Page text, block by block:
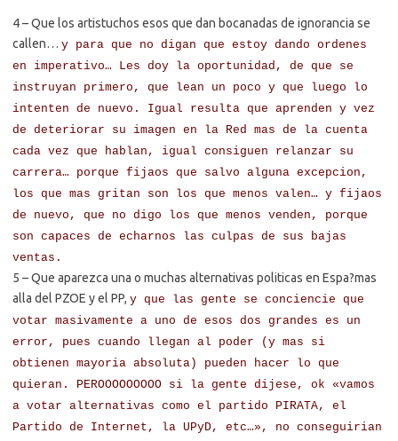
4 – Que los artistuchos esos que dan bocanadas de ignorancia se
callen… y para que no digan que estoy dando ordenes
en imperativo… Les doy la oportunidad, de que se
instruyan primero, que lean un poco y que luego lo
intenten de nuevo. Igual resulta que aprenden y vez
de deteriorar su imagen en la Red mas de la cuenta
cada vez que hablan, igual consiguen relanzar su
carrera… porque fijaos que salvo alguna excepcion,
los que mas gritan son los que menos valen… y fijaos
de nuevo, que no digo los que menos venden, porque
son capaces de echarnos las culpas de sus bajas
ventas.
5 – Que aparezca una o muchas alternativas politicas en Espa?mas
alla del PZOE y el PP, y que las gente se conciencie que
votar masivamente a uno de esos dos grandes es un
error, pues cuando llegan al poder (y mas si
obtienen mayoria absoluta) pueden hacer lo que
quieran. PEROOOOOOOOO si la gente dijese, ok «vamos
a votar alternativas como el partido PIRATA, el
Partido de Internet, la UPyD, etc…», no conseguirian